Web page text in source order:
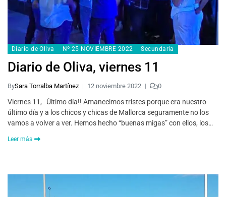
Diario de Oliva Nº 25 NOVIEMBRE 2022 Secundaria
Diario de Oliva, viernes 11
BySara Torralba Martínez 12 noviembre 2022 0
Viernes 11, Último día!! Amanecimos tristes porque era nuestro
último día y a los chicos y chicas de Mallorca seguramente no los
vamos a volver a ver. Hemos hecho “buenas migas” con ellos, los…
Leer más